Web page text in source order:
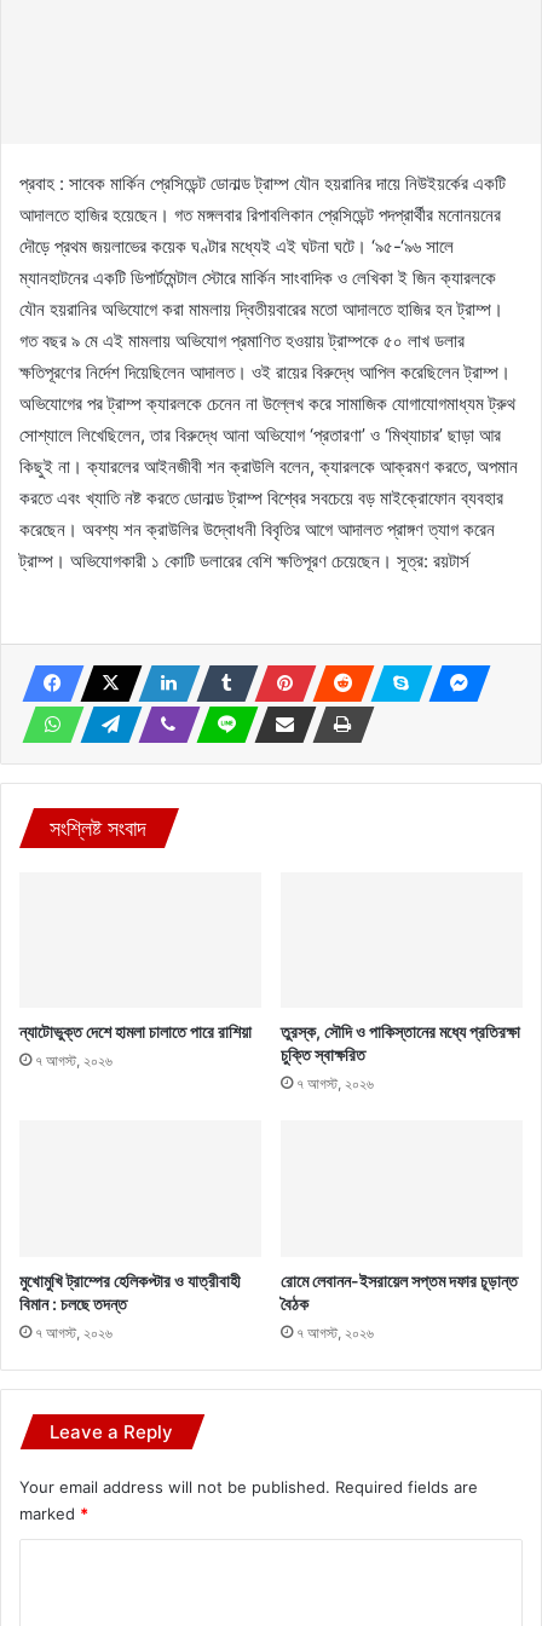
প্রবাহ : সাবেক মার্কিন প্রেসিডেন্ট ডোনাল্ড ট্রাম্প যৌন হয়রানির দায়ে নিউইয়র্কের একটি
আদালতে হাজির হয়েছেন। গত মঙ্গলবার রিপাবলিকান প্রেসিডেন্ট পদপ্রার্থীর মনোনয়নের
দৌড়ে প্রথম জয়লাভের কয়েক ঘণ্টার মধ্যেই এই ঘটনা ঘটে। ‘৯৫-‘৯৬ সালে
ম্যানহাটনের একটি ডিপার্টমেন্টাল স্টোরে মার্কিন সাংবাদিক ও লেখিকা ই জিন ক্যারলকে
যৌন হয়রানির অভিযোগে করা মামলায় দ্বিতীয়বারের মতো আদালতে হাজির হন ট্রাম্প।
গত বছর ৯ মে এই মামলায় অভিযোগ প্রমাণিত হওয়ায় ট্রাম্পকে ৫০ লাখ ডলার
ক্ষতিপূরণের নির্দেশ দিয়েছিলেন আদালত। ওই রায়ের বিরুদ্ধে আপিল করেছিলেন ট্রাম্প।
অভিযোগের পর ট্রাম্প ক্যারলকে চেনেন না উল্লেখ করে সামাজিক যোগাযোগমাধ্যম ট্রুথ
সোশ্যালে লিখেছিলেন, তার বিরুদ্ধে আনা অভিযোগ ‘প্রতারণা’ ও ‘মিথ্যাচার’ ছাড়া আর
কিছুই না। ক্যারলের আইনজীবী শন ক্রাউলি বলেন, ক্যারলকে আক্রমণ করতে, অপমান
করতে এবং খ্যাতি নষ্ট করতে ডোনাল্ড ট্রাম্প বিশ্বের সবচেয়ে বড় মাইক্রোফোন ব্যবহার
করেছেন। অবশ্য শন ক্রাউলির উদ্বোধনী বিবৃতির আগে আদালত প্রাঙ্গণ ত্যাগ করেন
ট্রাম্প। অভিযোগকারী ১ কোটি ডলারের বেশি ক্ষতিপূরণ চেয়েছেন। সূত্র: রয়টার্স
সংশ্লিষ্ট সংবাদ
ন্যাটোভুক্ত দেশে হামলা চালাতে পারে রাশিয়া
৭ আগস্ট, ২০২৬
তুরস্ক, সৌদি ও পাকিস্তানের মধ্যে প্রতিরক্ষা
চুক্তি স্বাক্ষরিত
৭ আগস্ট, ২০২৬
মুখোমুখি ট্রাম্পের হেলিকপ্টার ও যাত্রীবাহী
বিমান : চলছে তদন্ত
৭ আগস্ট, ২০২৬
রোমে লেবানন-ইসরায়েল সপ্তম দফার চূড়ান্ত
বৈঠক
৭ আগস্ট, ২০২৬
Leave a Reply
Your email address will not be published. Required fields are
marked *